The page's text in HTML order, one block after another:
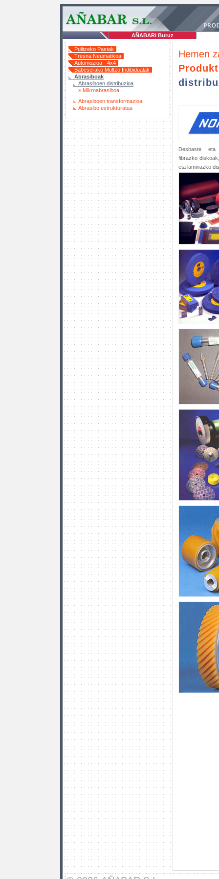
AÑABARi Buruz
Pulitzeko Pastak
Tresna Neumatikoa
Automozioa - 4x4
Babeserako Multzo Indibidualak
Abrasiboak
Abrasiboen distribuzioa
» Mikroabrasiboa
Abrasiboen transformazioa
Abrasibo estrukturatua
Hemen
Desbaste
fibrazko
eta laminazko